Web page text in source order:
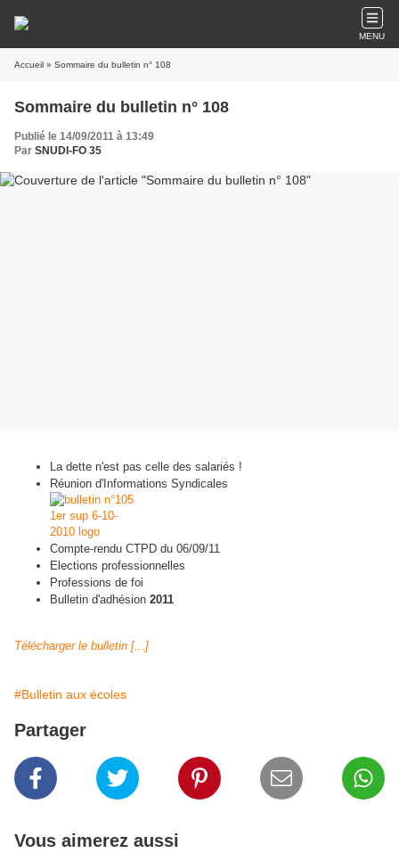
MENU
Accueil » Sommaire du bulletin n° 108
Sommaire du bulletin n° 108
Publié le 14/09/2011 à 13:49
Par SNUDI-FO 35
La dette n'est pas celle des salariés !
Réunion d'Informations Syndicales
Compte-rendu CTPD du 06/09/11
Elections professionnelles
Professions de foi
Bulletin d'adhésion 2011
Télécharger le bulletin [...]
#Bulletin aux écoles
Partager
Vous aimerez aussi